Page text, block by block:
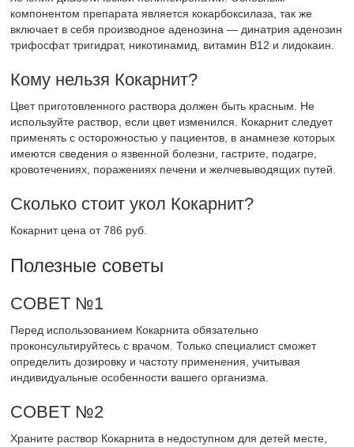
компонентом препарата является кокарбоксилаза, так же
включает в себя производное аденозина — динатрия аденозин
трифосфат тригидрат, никотинамид, витамин B12 и лидокаин.
Кому нельзя Кокарнит?
Цвет приготовленного раствора должен быть красным. Не
используйте раствор, если цвет изменился. Кокарнит следует
применять с осторожностью у пациентов, в анамнезе которых
имеются сведения о язвенной болезни, гастрите, подагре,
кровотечениях, поражениях печени и желчевыводящих путей.
Сколько стоит укол Кокарнит?
Кокарнит цена от 786 руб.
Полезные советы
СОВЕТ №1
Перед использованием Кокарнита обязательно
проконсультируйтесь с врачом. Только специалист сможет
определить дозировку и частоту применения, учитывая
индивидуальные особенности вашего организма.
СОВЕТ №2
Храните раствор Кокарнита в недоступном для детей месте,